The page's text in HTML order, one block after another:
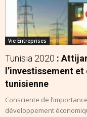
Vie Entreprises
Tunisia 2020 :
l’investissement
tunisienne
Consciente de
développement